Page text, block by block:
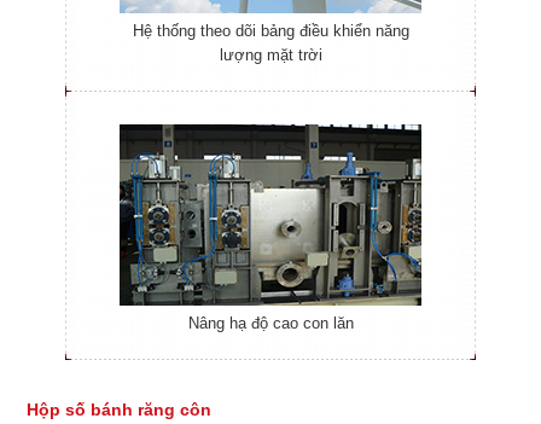
Hệ thống theo dõi bảng điều khiển năng
lượng mặt trời
Nâng hạ độ cao con lăn
Hộp số bánh răng côn